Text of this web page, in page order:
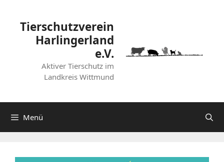
springenTierschutzverein
Harlingerland
e.V.
Aktiver Tierschutz im
Landkreis Wittmund
Menü